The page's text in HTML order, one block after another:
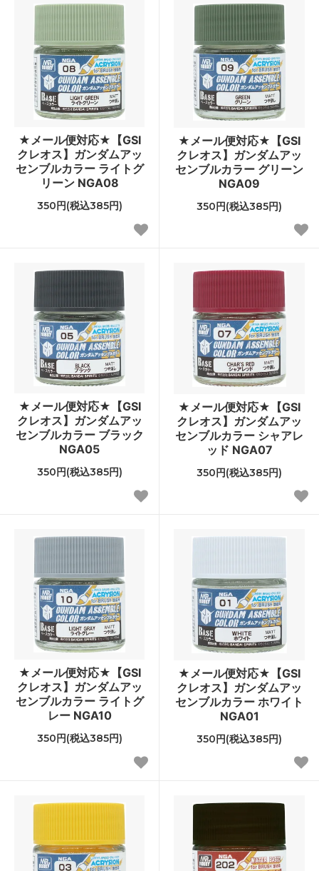
★メール便対応★【GSI
クレオス】ガンダムアッ
センブルカラー ライトグ
リーン NGA08
350円(税込385円)
★メール便対応★【GSI
クレオス】ガンダムアッ
センブルカラー グリーン
NGA09
350円(税込385円)
★メール便対応★【GSI
クレオス】ガンダムアッ
センブルカラー ブラック
NGA05
350円(税込385円)
★メール便対応★【GSI
クレオス】ガンダムアッ
センブルカラー シャアレ
ッド NGA07
350円(税込385円)
★メール便対応★【GSI
クレオス】ガンダムアッ
センブルカラー ライトグ
レー NGA10
350円(税込385円)
★メール便対応★【GSI
クレオス】ガンダムアッ
センブルカラー ホワイト
NGA01
350円(税込385円)